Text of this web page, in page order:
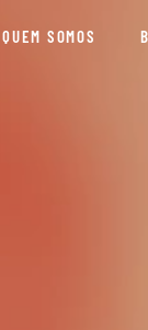
QUEM SOMOS